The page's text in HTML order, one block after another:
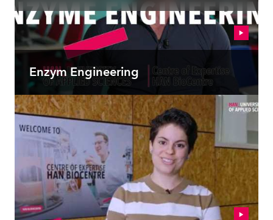
Enzym Engineering